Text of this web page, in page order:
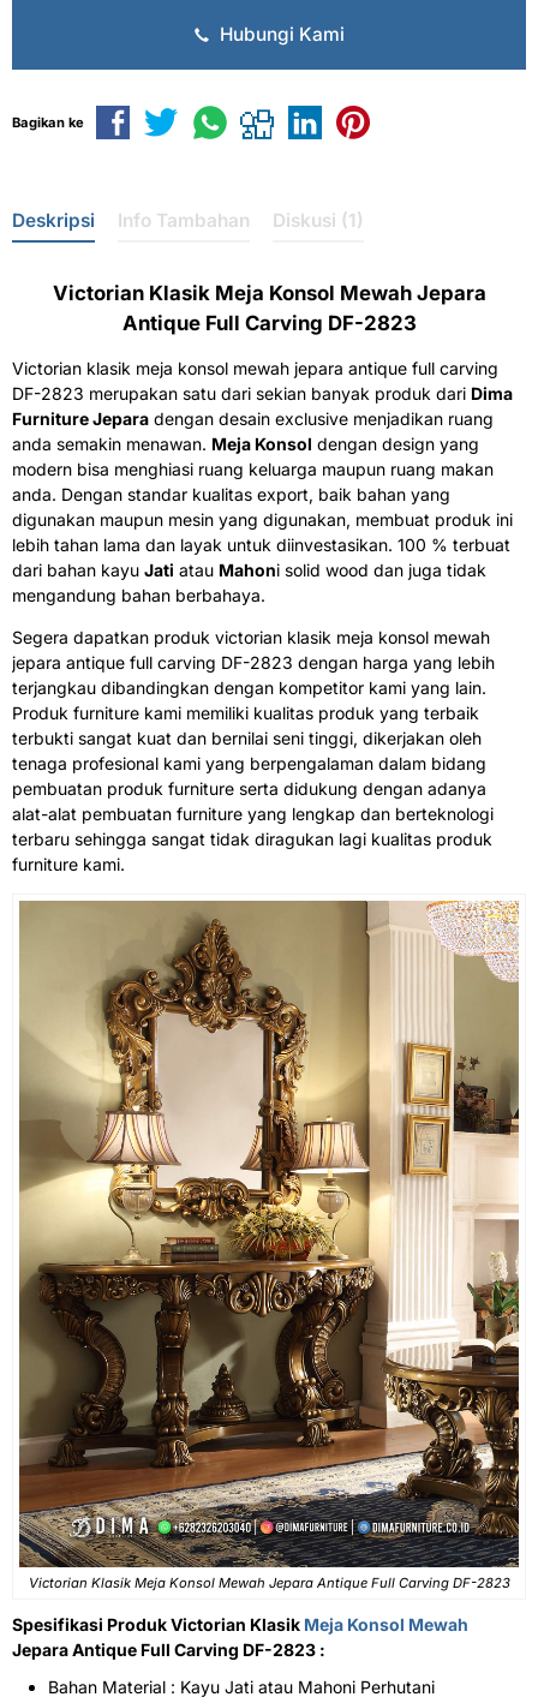
Hubungi Kami
Bagikan ke
Deskripsi Info Tambahan Diskusi (1)
Victorian Klasik Meja Konsol Mewah Jepara
Antique Full Carving DF-2823
Victorian klasik meja konsol mewah jepara antique full carving
DF-2823 merupakan satu dari sekian banyak produk dari Dima
Furniture Jepara dengan desain exclusive menjadikan ruang
anda semakin menawan. Meja Konsol dengan design yang
modern bisa menghiasi ruang keluarga maupun ruang makan
anda. Dengan standar kualitas export, baik bahan yang
digunakan maupun mesin yang digunakan, membuat produk ini
lebih tahan lama dan layak untuk diinvestasikan. 100 % terbuat
dari bahan kayu Jati atau Mahoni solid wood dan juga tidak
mengandung bahan berbahaya.
Segera dapatkan produk victorian klasik meja konsol mewah
jepara antique full carving DF-2823 dengan harga yang lebih
terjangkau dibandingkan dengan kompetitor kami yang lain.
Produk furniture kami memiliki kualitas produk yang terbaik
terbukti sangat kuat dan bernilai seni tinggi, dikerjakan oleh
tenaga profesional kami yang berpengalaman dalam bidang
pembuatan produk furniture serta didukung dengan adanya
alat-alat pembuatan furniture yang lengkap dan berteknologi
terbaru sehingga sangat tidak diragukan lagi kualitas produk
furniture kami.
Victorian Klasik Meja Konsol Mewah Jepara Antique Full Carving DF-2823
Spesifikasi Produk Victorian Klasik Meja Konsol Mewah
Jepara Antique Full Carving DF-2823 :
Bahan Material : Kayu Jati atau Mahoni Perhutani